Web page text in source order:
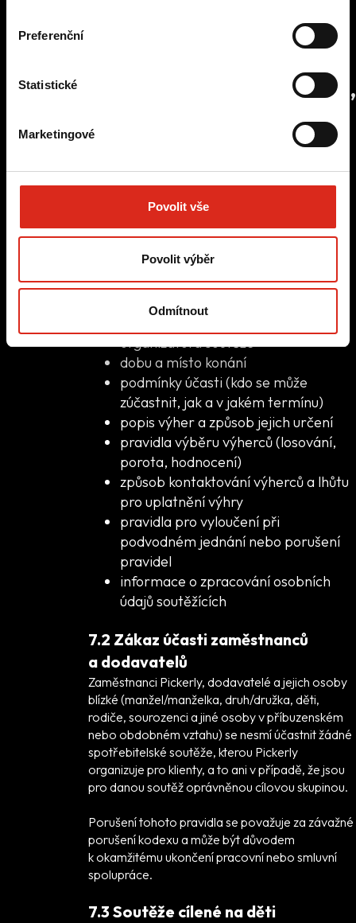
Preferenční
Statistické
Marketingové
Povolit vše
Povolit výběr
Odmítnout
spontánní reakce spotřebitele, přitom
motivovaný odměnou, musí být označen.
7. Spotřebitelské soutěže,
akce a promo mechaniky
pořadatel nebo organizátor. S touto rolí
přicházejí jasné povinnosti vůči spotřebitelům
7.1 Povinné náležitosti každé
soutěže
Každá soutěž organizovaná Pickerly (nebo jejím
jménem) musí před spuštěním obsahovat:
organizátora soutěže
dobu a místo konání
podmínky účasti (kdo se může
zúčastnit, jak a v jakém termínu)
popis výher a způsob jejich určení
pravidla výběru výherců (losování,
porota, hodnocení)
způsob kontaktování výherců a lhůtu
pro uplatnění výhry
pravidla pro vyloučení při
podvodném jednání nebo porušení
pravidel
informace o zpracování osobních
údajů soutěžících
7.2 Zákaz účasti zaměstnanců
a dodavatelů
Zaměstnanci Pickerly, dodavatelé a jejich osoby
blízké (manžel/manželka, druh/družka, děti,
rodiče, sourozenci a jiné osoby v příbuzenském
nebo obdobném vztahu) se nesmí účastnit žádné
spotřebitelské soutěže, kterou Pickerly
organizuje pro klienty, a to ani v případě, že jsou
pro danou soutěž oprávněnou cílovou skupinou.
Porušení tohoto pravidla se považuje za závažné
porušení kodexu a může být důvodem
k okamžitému ukončení pracovní nebo smluvní
spolupráce.
7.3 Soutěže cílené na děti